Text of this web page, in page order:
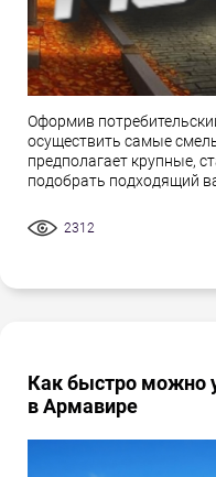
Оформив
осуществить самые
предполагает крупные,
подобрать подходящий
2312
Как быстро можно
в Армавире